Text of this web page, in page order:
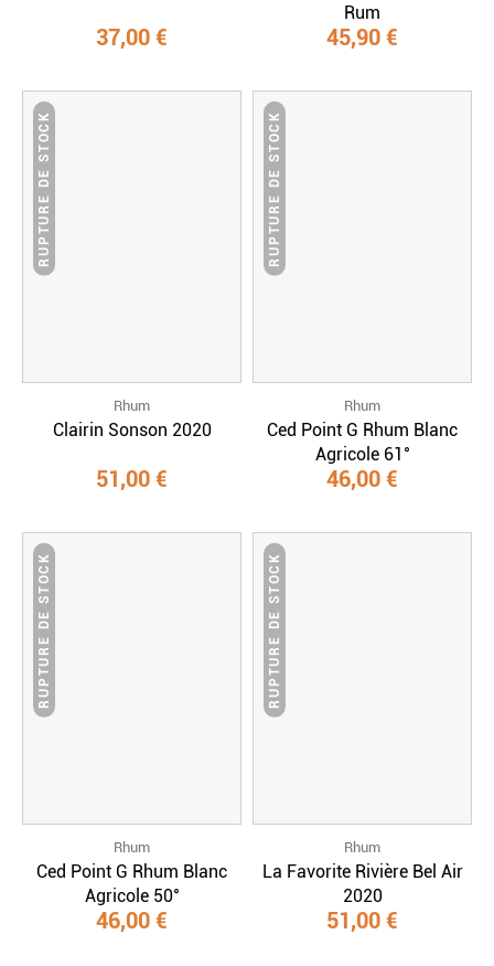
37,00 €
Rum
45,90 €
RUPTURE DE STOCK
Rhum
Clairin Sonson 2020
51,00 €
RUPTURE DE STOCK
Rhum
Ced Point G Rhum Blanc
Agricole 61°
46,00 €
RUPTURE DE STOCK
Rhum
Ced Point G Rhum Blanc
Agricole 50°
46,00 €
RUPTURE DE STOCK
Rhum
La Favorite Rivière Bel Air
2020
51,00 €